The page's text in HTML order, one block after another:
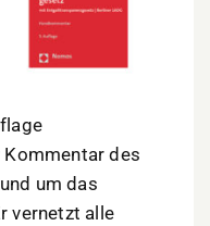
des
um das
vernetzt alle